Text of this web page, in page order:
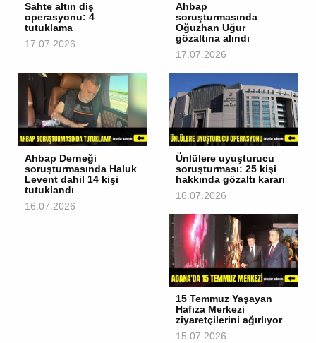
Sahte altın diş
operasyonu: 4
tutuklama
17.07.2026
Ahbap
soruşturmasında
Oğuzhan Uğur
gözaltına alındı
17.07.2026
Ahbap Derneği
soruşturmasında Haluk
Levent dahil 14 kişi
tutuklandı
16.07.2026
Ünlülere uyuşturucu
soruşturması: 25 kişi
hakkında gözaltı kararı
16.07.2026
15 Temmuz Yaşayan
Hafıza Merkezi
ziyaretçilerini ağırlıyor
15.07.2026